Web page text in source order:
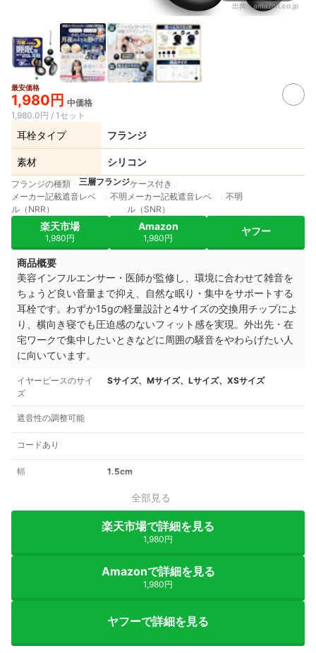
出典：amazon.co.jp
最安価格
1,980円 中価格
1,980.0円 / 1セット
耳栓タイプ フランジ
素材 シリコン
フランジの種類 三層フランジケース付き
メーカー記載遮音レベ
ル（NRR）
不明 メーカー記載遮音レベ
ル（SNR）
不明
楽天市場
1,980円
Amazon
1,980円
ヤフー
商品概要
美容インフルエンサー・医師が監修し、環境に合わせて雑音を
ちょうど良い音量まで抑え、自然な眠り・集中をサポートする
耳栓です。わずか15gの軽量設計と4サイズの交換用チップによ
り、横向き寝でも圧迫感のないフィット感を実現。外出先・在
宅ワークで集中したいときなどに周囲の騒音をやわらげたい人
に向いています。
イヤーピースのサイ
ズ
Sサイズ、Mサイズ、Lサイズ、XSサイズ
遮音性の調整可能
コードあり
幅 1.5cm
全部見る
楽天市場で詳細を見る
1,980円
Amazonで詳細を見る
1,980円
ヤフーで詳細を見る